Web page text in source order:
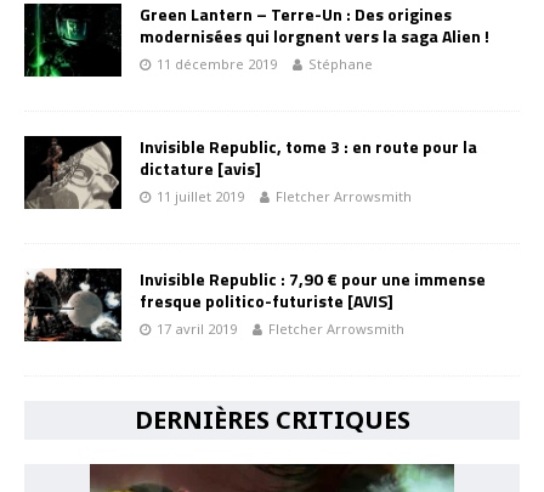
Green Lantern – Terre-Un : Des origines
modernisées qui lorgnent vers la saga Alien !
11 décembre 2019 Stéphane
Invisible Republic, tome 3 : en route pour la
dictature [avis]
11 juillet 2019 Fletcher Arrowsmith
Invisible Republic : 7,90 € pour une immense
fresque politico-futuriste [AVIS]
17 avril 2019 Fletcher Arrowsmith
DERNIÈRES CRITIQUES